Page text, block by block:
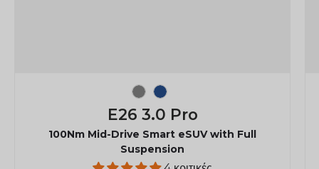
GreyNavy Blue
E26 3.0 Pro
100Nm Mid-Drive Smart eSUV with Full
Suspension